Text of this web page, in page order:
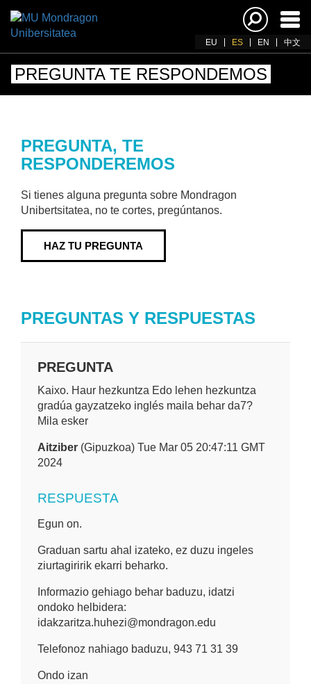
EU ES EN 中文
PREGUNTA TE RESPONDEMOS
PREGUNTA, TE
RESPONDEREMOS
Si tienes alguna pregunta sobre Mondragon
Unibertsitatea, no te cortes, pregúntanos.
HAZ TU PREGUNTA
PREGUNTAS Y RESPUESTAS
PREGUNTA
Kaixo. Haur hezkuntza Edo lehen hezkuntza
gradúa gayzatzeko inglés maila behar da7?
Mila esker
Aitziber (Gipuzkoa) Tue Mar 05 20:47:11 GMT
2024
RESPUESTA
Egun on.
Graduan sartu ahal izateko, ez duzu ingeles
ziurtagiririk ekarri beharko.
Informazio gehiago behar baduzu, idatzi
ondoko helbidera:
idakzaritza.huhezi@mondragon.edu
Telefonoz nahiago baduzu, 943 71 31 39
Ondo izan